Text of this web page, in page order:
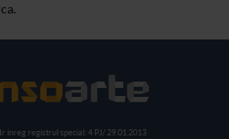
inreg registrul special: 4 PJ/ 29.01.2013